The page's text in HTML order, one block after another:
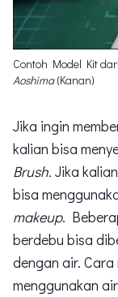
Contoh Model Kit dari
Aoshima(Kanan)
Jika ingin
kalian bisa
Brush. Jika
bisa
makeup.
berdebu bisa
dengan air. Cara
menggunakan